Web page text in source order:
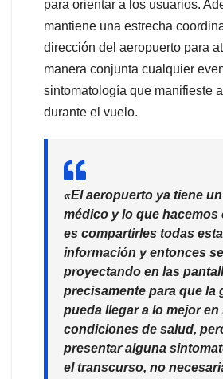
para orientar a los usuarios.
mantiene una estrecha
dirección del aeropuerto para
manera conjunta cualquier
sintomatología que manifieste
durante el vuelo.
«El aeropuerto ya tiene
médico y lo que hacemos
es compartirles todas esta
información y entonces
proyectando en las
precisamente para que la
pueda llegar a lo mejor en
condiciones de salud,
presentar alguna
el transcurso, no